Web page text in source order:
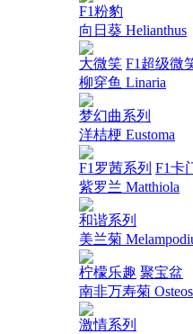
F1粉豹
向日葵 Helianthus
大微笑 F1超级微
柳穿鱼 Linaria
梦幻曲系列
洋桔梗 Eustoma
F1罗茜系列 F1卡
紫罗兰 Matthiola
和谐系列
美兰菊
柠檬乐趣 聚宝盆
南非万寿菊
激情系列